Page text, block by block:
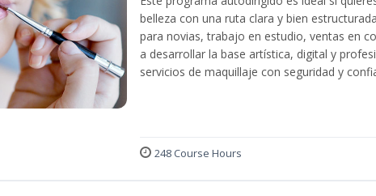
belleza con una ruta clara y bien
para novias, trabajo en estudio, ventas en
a desarrollar la base artística, digital y
servicios de maquillaje con seguridad y
248 Course Hours